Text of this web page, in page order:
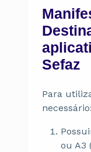
Sefaz
Para
necessário:
ou A3